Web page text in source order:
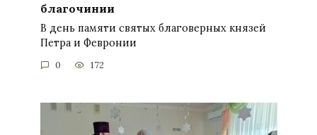
благочинии
В день памяти святых благоверных князей
Петра и Февронии
0 172